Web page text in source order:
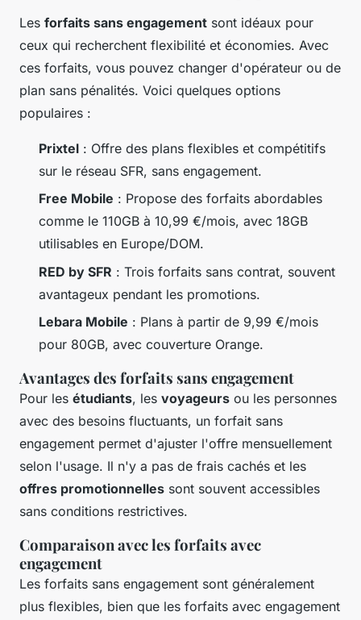
Les forfaits sans engagement sont idéaux pour
ceux qui recherchent flexibilité et économies. Avec
ces forfaits, vous pouvez changer d'opérateur ou de
plan sans pénalités. Voici quelques options
populaires :
Prixtel : Offre des plans flexibles et compétitifs
sur le réseau SFR, sans engagement.
Free Mobile : Propose des forfaits abordables
comme le 110GB à 10,99 €/mois, avec 18GB
utilisables en Europe/DOM.
RED by SFR : Trois forfaits sans contrat, souvent
avantageux pendant les promotions.
Lebara Mobile : Plans à partir de 9,99 €/mois
pour 80GB, avec couverture Orange.
Avantages des forfaits sans engagement
Pour les étudiants, les voyageurs ou les personnes
avec des besoins fluctuants, un forfait sans
engagement permet d'ajuster l'offre mensuellement
selon l'usage. Il n'y a pas de frais cachés et les
offres promotionnelles sont souvent accessibles
sans conditions restrictives.
Comparaison avec les forfaits avec
engagement
Les forfaits sans engagement sont généralement
plus flexibles, bien que les forfaits avec engagement